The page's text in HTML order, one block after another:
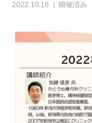
2022.10.16 開催済み
講座・イベン
活動報告＆意見